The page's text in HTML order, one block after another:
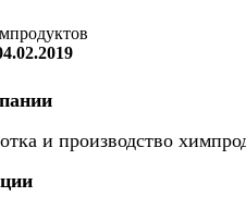
и производство